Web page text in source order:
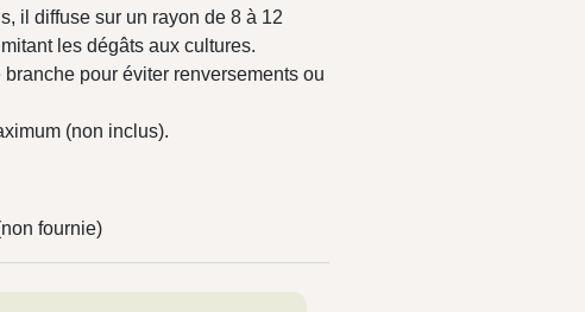
il diffuse sur un rayon de 8 à 12
les dégâts aux cultures.
pour éviter renversements ou
(non inclus).
fournie)